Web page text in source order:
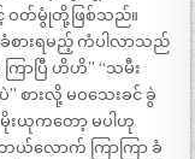
ဝတ်မွုံတို့ဖြစ်သည်။
စားရမည့် ကံပါလာသည်
ကြာပြီ ဟိဟိ” “သမီး
စားလို့ မဝသေးခင် ခွဲ
းယုကတော့ မပါဟု
ယ်လောက် ကြာကြာ ခံ